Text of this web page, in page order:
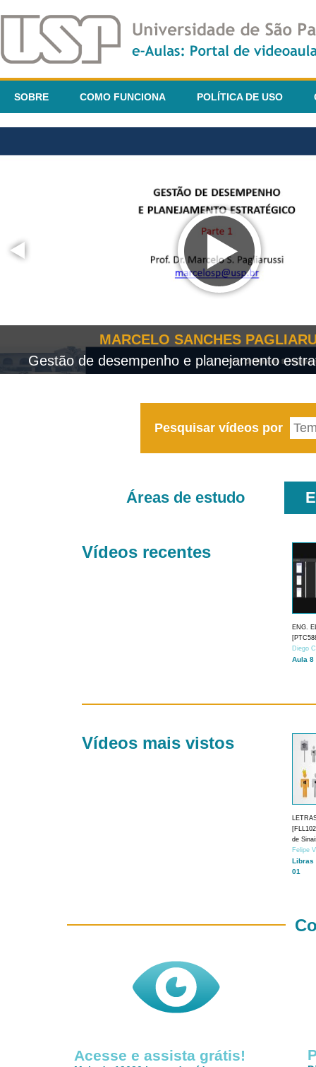
SOBRE COMO FUNCIONA POLÍTICA DE USO
MARCELO SANCHES
Gestão de desempenho e planejamento
Pesquisar vídeos por
Áreas de estudo
Vídeos recentes
ENG.
Diego
Aula 8
Vídeos mais vistos
de
Felipe
Libras
01
Acesse e assista grátis!